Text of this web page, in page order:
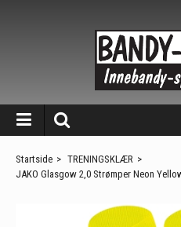
Startside > TRENINGSKLÆR >
JAKO Glasgow 2,0 Strømper Neon